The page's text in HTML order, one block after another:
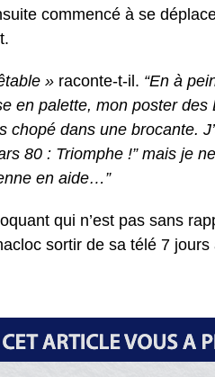
commencé à se
» raconte-t-il. “En à
en palette, mon poster
chopé dans une brocante.
80 : Triomphe !” mais je
en aide…”
qui n’est pas sans
sortir de sa télé 7